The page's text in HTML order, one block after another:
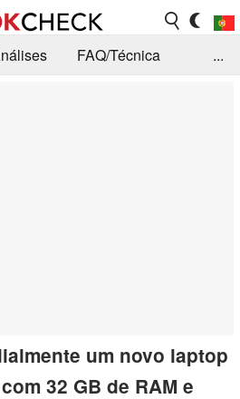
FAQ/Técnica
...
um novo laptop
32 GB de RAM e